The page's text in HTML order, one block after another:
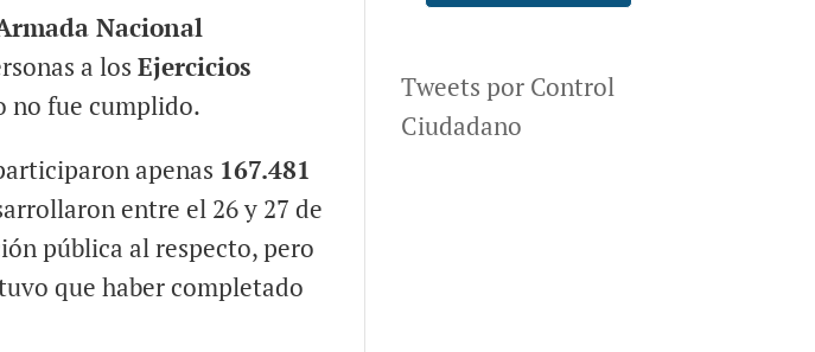
Nacional
a losEjercicios
no fue cumplido.
apenas 167.481
entre el 26 y 27 de
pública al respecto, pero
que haber completado
Tweets por Control
Ciudadano